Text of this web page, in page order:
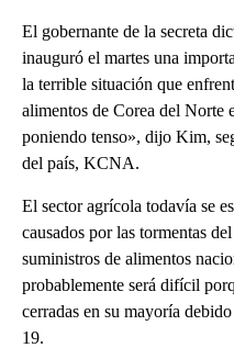
El gobernante de la secreta
inauguró el martes una
la terrible situación que
alimentos de Corea del Norte
poniendo tenso», dijo Kim,
del país, KCNA.
El sector agrícola todavía se
causados por las tormentas
suministros de alimentos
probablemente será difícil
cerradas en su mayoría
19.